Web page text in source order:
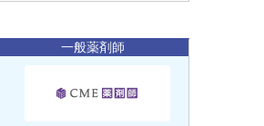
一般薬剤師